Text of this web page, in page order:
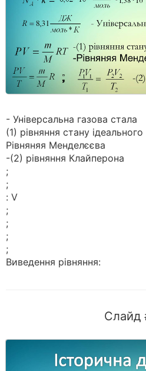
- Універсальна газова стала
(1) рівняння стану ідеального
Рівняняя Менделєєва
-(2) рівняння Клайперона
;
;
: V
;
;
;
;
Виведення рівняння:
Слайд